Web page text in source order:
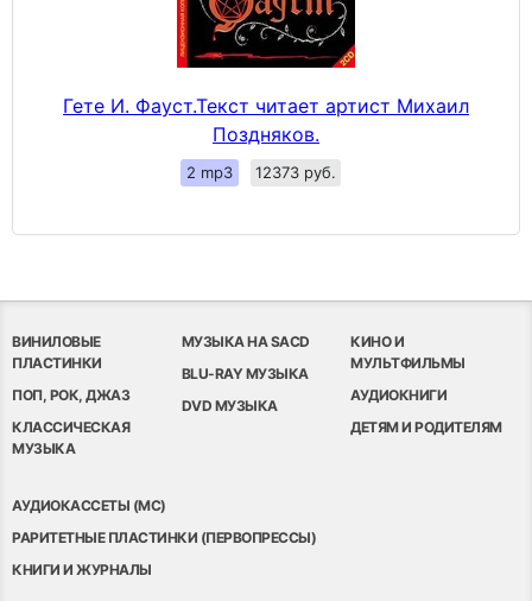
Гете И. Фауст.Текст читает артист Михаил
Поздняков.
2 mp3 12373 руб.
ВИНИЛОВЫЕ
ПЛАСТИНКИ
ПОП, РОК, ДЖАЗ
КЛАССИЧЕСКАЯ
МУЗЫКА
МУЗЫКА НА SACD
BLU-RAY МУЗЫКА
DVD МУЗЫКА
КИНО И
МУЛЬТФИЛЬМЫ
АУДИОКНИГИ
ДЕТЯМ И РОДИТЕЛЯМ
АУДИОКАССЕТЫ (MC)
РАРИТЕТНЫЕ ПЛАСТИНКИ (ПЕРВОПРЕССЫ)
КНИГИ И ЖУРНАЛЫ